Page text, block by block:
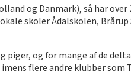
og Danmark), så har
skoler Ådalskolen,
og for mange af de
flere andre klubber